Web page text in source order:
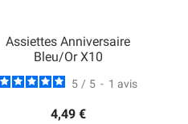
Assiettes Anniversaire
Bleu/Or X10
5 / 5 - 1 avis
4,49 €